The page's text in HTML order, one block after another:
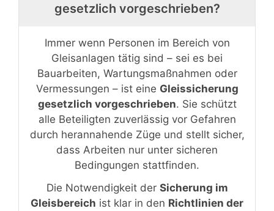
gesetzlich vorgeschrieben?
Immer wenn Personen im Bereich von
Gleisanlagen tätig sind – sei es bei
Bauarbeiten, Wartungsmaßnahmen oder
Vermessungen – ist eine Gleissicherung
gesetzlich vorgeschrieben. Sie schützt
alle Beteiligten zuverlässig vor Gefahren
durch herannahende Züge und stellt sicher,
dass Arbeiten nur unter sicheren
Bedingungen stattfinden.
Die Notwendigkeit der Sicherung im
Gleisbereich ist klar in den Richtlinien der